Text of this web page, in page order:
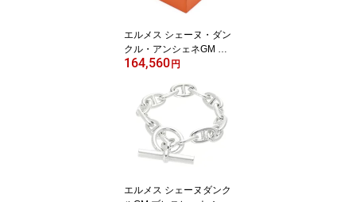
エルメス シェーヌ・ダン
クル・アンシェネGM 指
輪 リング シルバー925
号］ ［52 12号］ ［53 1
3号］ ［54 14号］ ［55
15号］ ［56 16号］ 【並
行輸入品】
164,560円
エルメス シェーヌダンク